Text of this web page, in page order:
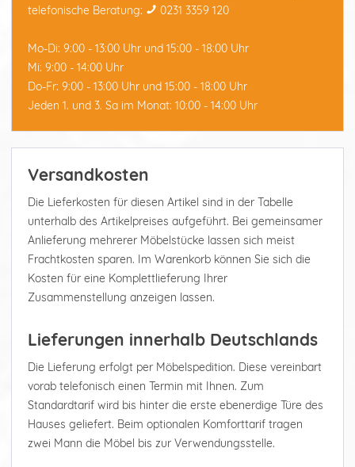
telefonische Beratung:
0231 3359 120
Mo-Di: 9:00 - 13:00 Uhr und 15:00 - 18:00 Uhr
Mi: 9:00 - 14:00 Uhr
Do-Fr: 9:00 - 13:00 Uhr und 15:00 - 18:00 Uhr
Jeden 1. und 3. Sa im Monat: 10:00 - 14:00 Uhr
Versandkosten
Die Lieferkosten für diesen Artikel sind in der Tabelle
unterhalb des Artikelpreises aufgeführt. Bei gemeinsamer
Anlieferung mehrerer Möbelstücke lassen sich meist
Frachtkosten sparen. Im Warenkorb können Sie sich die
Kosten für eine Komplettlieferung Ihrer
Zusammenstellung anzeigen lassen.
Lieferungen innerhalb Deutschlands
Die Lieferung erfolgt per Möbelspedition. Diese vereinbart
vorab telefonisch einen Termin mit Ihnen. Zum
Standardtarif wird bis hinter die erste ebenerdige Türe des
Hauses geliefert. Beim optionalen Komforttarif tragen
zwei Mann die Möbel bis zur Verwendungsstelle.